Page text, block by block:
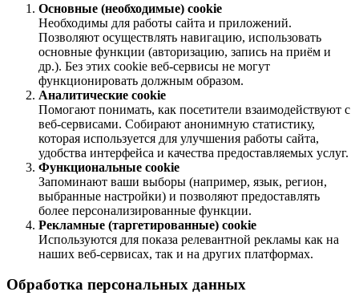
Основные (необходимые) cookie
Необходимы для работы сайта и приложений.
Позволяют осуществлять навигацию, использовать
основные функции (авторизацию, запись на приём и
др.). Без этих cookie веб-сервисы не могут
функционировать должным образом.
Аналитические cookie
Помогают понимать, как посетители взаимодействуют с
веб-сервисами. Собирают анонимную статистику,
которая используется для улучшения работы сайта,
удобства интерфейса и качества предоставляемых услуг.
Функциональные cookie
Запоминают ваши выборы (например, язык, регион,
выбранные настройки) и позволяют предоставлять
более персонализированные функции.
Рекламные (таргетированные) cookie
Используются для показа релевантной рекламы как на
наших веб-сервисах, так и на других платформах.
Обработка персональных данных